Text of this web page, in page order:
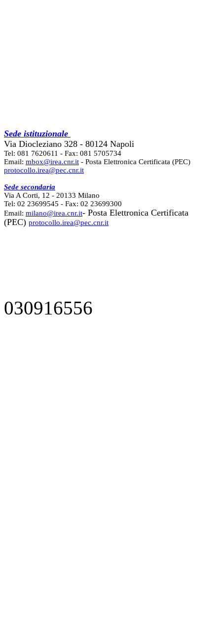
Sede istituzionale
Via Diocleziano 328 - 80124 Napoli
Tel: 081 7620611 - Fax: 081 5705734
Email: mbox@irea.cnr.it - Posta Elettronica Certificata (PEC)
protocollo.irea@pec.cnr.it
Sede secondaria
Via A Corti, 12 - 20133 Milano
Tel: 02 23699545 - Fax: 02 23699300
Email: milano@irea.cnr.it- Posta Elettronica Certificata
(PEC) protocollo.irea@pec.cnr.it
030916556